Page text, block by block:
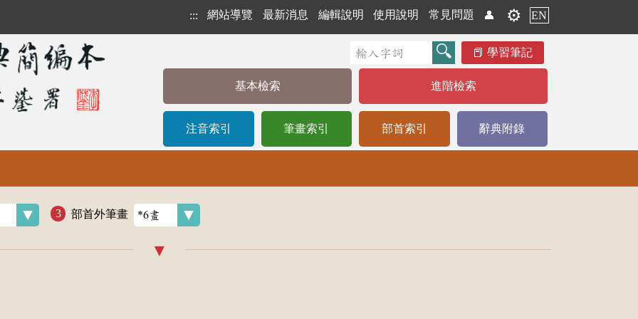
::: 網站導覽 最新消息 編輯說明 使用說明 常見問題 👤 ⚙️ EN
學習筆記
基本檢索 進階檢索
注音索引 筆畫索引 部首索引 辭典附錄
部首外筆畫